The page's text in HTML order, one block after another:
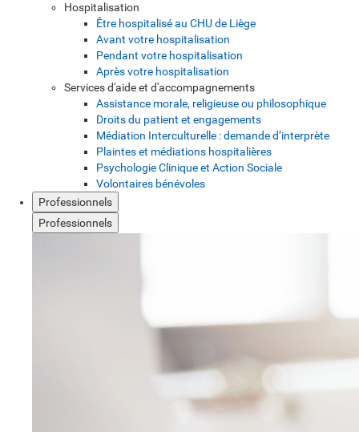
Hospitalisation
Être hospitalisé au CHU de Liège
Avant votre hospitalisation
Pendant votre hospitalisation
Après votre hospitalisation
Services d'aide et d'accompagnements
Assistance morale, religieuse ou philosophique
Droits du patient et engagements
Médiation Interculturelle : demande d’interprète
Plaintes et médiations hospitalières
Psychologie Clinique et Action Sociale
Volontaires bénévoles
Professionnels
Professionnels